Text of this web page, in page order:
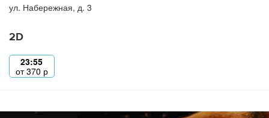
ул. Набережная, д. 3
2D
23:55
от370 р